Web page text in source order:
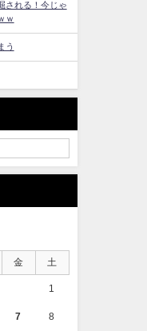
される！今じゃ
ｗ
う
金 土
1
7 8